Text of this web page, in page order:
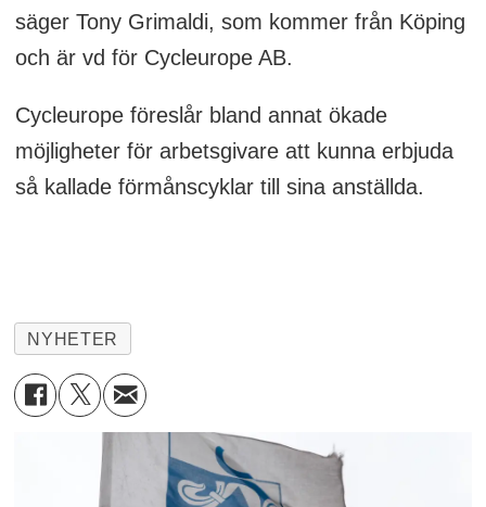
säger Tony Grimaldi, som kommer från Köping
och är vd för Cycleurope AB.
Cycleurope föreslår bland annat ökade
möjligheter för arbetsgivare att kunna erbjuda
så kallade förmånscyklar till sina anställda.
NYHETER